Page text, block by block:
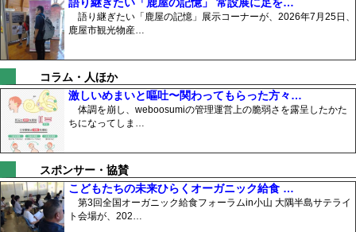
語り継ぎたい「鹿屋の記憶」 常設展に足を…
語り継ぎたい「鹿屋の記憶」展示コーナーが、2026年7月25日、
鹿屋市観光物産…
コラム・人ほか
激しいめまいと嘔吐〜関わってもらった方々…
体調を崩し、weboosumiの管理運営上の脆弱さを露呈したかた
ちになってしま…
スポンサー・協賛
こどもたちの未来ひらくオーガニック給食 …
第3回全国オーガニック給食フォーラムin小山 大隅半島サテライ
ト会場が、202…